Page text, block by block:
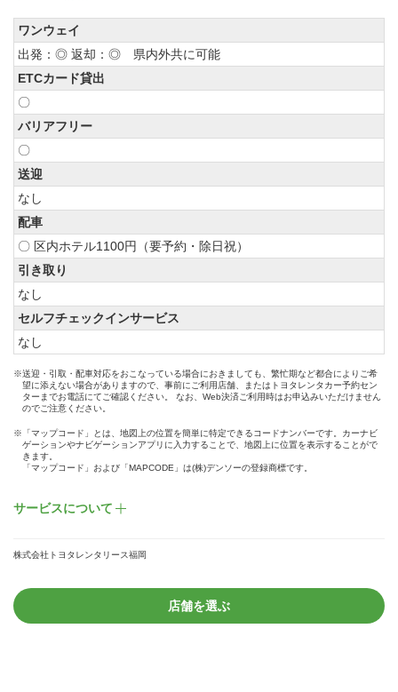
ワンウェイ
出発：◎ 返却：◎ 県内外共に可能
ETCカード貸出
〇
バリアフリー
〇
送迎
なし
配車
〇 区内ホテル1100円（要予約・除日祝）
引き取り
なし
セルフチェックインサービス
なし
※送迎・引取・配車対応をおこなっている場合におきましても、繁忙期など都合によりご希
望に添えない場合がありますので、事前にご利用店舗、またはトヨタレンタカー予約セン
ターまでお電話にてご確認ください。 なお、Web決済ご利用時はお申込みいただけません
のでご注意ください。
※「マップコード」とは、地図上の位置を簡単に特定できるコードナンバーです。カーナビ
ゲーションやナビゲーションアプリに入力することで、地図上に位置を表示することがで
きます。
「マップコード」および「MAPCODE」は(株)デンソーの登録商標です。
サービスについて
株式会社トヨタレンタリース福岡
店舗を選ぶ